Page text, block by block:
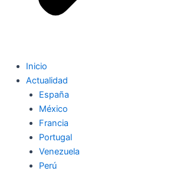
Inicio
Actualidad
España
México
Francia
Portugal
Venezuela
Perú